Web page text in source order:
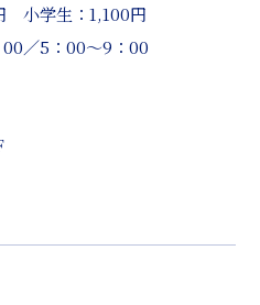
小学生：1,100円
／5：00～9：00